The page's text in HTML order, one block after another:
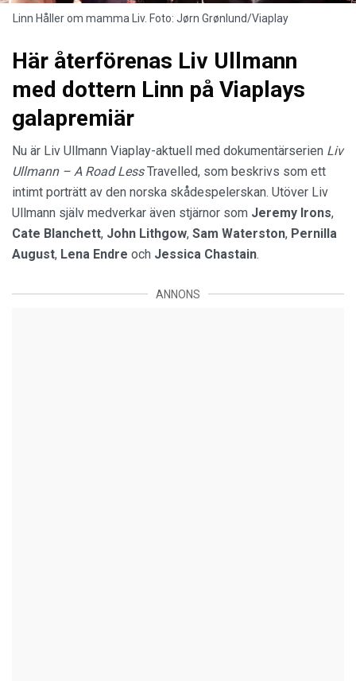
Linn Håller om mamma Liv. Foto: Jørn Grønlund/Viaplay
Här återförenas Liv Ullmann
med dottern Linn på Viaplays
galapremiär
Nu är Liv Ullmann Viaplay-aktuell med dokumentärserien Liv
Ullmann – A Road LessTravelled, som beskrivs som ett
intimt porträtt av den norska skådespelerskan. Utöver Liv
Ullmann själv medverkar även stjärnor som Jeremy Irons,
Cate Blanchett, John Lithgow, Sam Waterston, Pernilla
August, Lena Endre och Jessica Chastain.
ANNONS